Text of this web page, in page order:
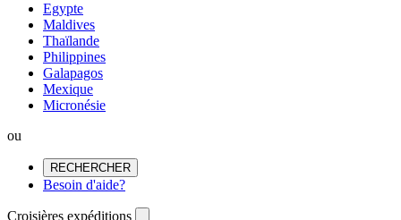
Egypte
Maldives
Thaïlande
Philippines
Galapagos
Mexique
Micronésie
ou
RECHERCHER
Besoin d'aide?
Croisières expéditions